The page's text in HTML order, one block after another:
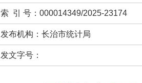
索 引 号：000014349/2025-23174
发布机构：长治市统计局
发文字号：